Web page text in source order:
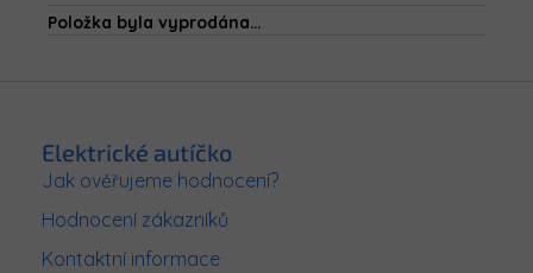
Položka byla vyprodána…
Elektrické autíčko
Jak ověřujeme hodnocení?
Hodnocení zákazníků
Kontaktní informace